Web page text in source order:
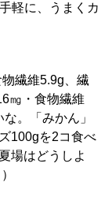
軽に、うまくカ
繊維5.9g、繊
㎎・食物繊維
。「みかん」
100gを2コ食べ
場はどうしよ